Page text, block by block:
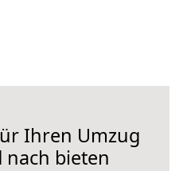
Ihren Umzug
nach bieten